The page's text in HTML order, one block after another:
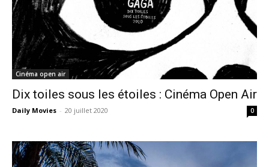
Cinéma open air
Dix toiles sous les étoiles : Cinéma Open Air
Daily Movies - 20 juillet 2020 0